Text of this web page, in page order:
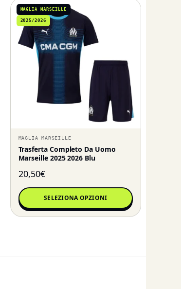
MAGLIA MARSEILLE
2025/2026
MAGLIA MARSEILLE
Trasferta Completo Da Uomo
Marseille 2025 2026 Blu
20,50€
SELEZIONA OPZIONI